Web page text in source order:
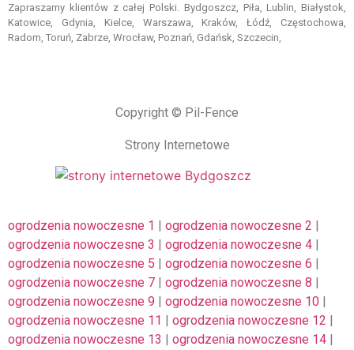
Zapraszamy klientów z całej Polski. Bydgoszcz, Piła, Lublin, Białystok,
Katowice, Gdynia, Kielce, Warszawa, Kraków, Łódź, Częstochowa,
Radom, Toruń, Zabrze, Wrocław, Poznań, Gdańsk, Szczecin,
Copyright © Pil-Fence
Strony Internetowe
ogrodzenia nowoczesne 1 | ogrodzenia nowoczesne 2 |
ogrodzenia nowoczesne 3 | ogrodzenia nowoczesne 4 |
ogrodzenia nowoczesne 5 | ogrodzenia nowoczesne 6 |
ogrodzenia nowoczesne 7 | ogrodzenia nowoczesne 8 |
ogrodzenia nowoczesne 9 | ogrodzenia nowoczesne 10 |
ogrodzenia nowoczesne 11 | ogrodzenia nowoczesne 12 |
ogrodzenia nowoczesne 13 | ogrodzenia nowoczesne 14 |